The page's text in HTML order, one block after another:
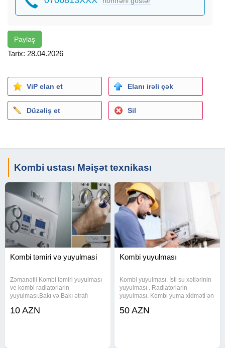
satan , kombi alan , kombi temir eliyen , kombi sistem
ceken , konbi sistem çəkilməsi , kombi sistem cekilmesi
Paylaş
Tarix: 28.04.2026
ViP elan et Elanı irəli çək
Düzəliş et Sil
Kombi ustası Məişət texnikası
Kombi təmiri və yuyulmasi
Zəmanətli Kombi təmiri yuyulması
ve kombi radiatorlarin
yuyulması.Bakı və Bakı ətrafı
gördüyümüz işlərdir. Kombi təmiri
10 AZN
Kombi yuyulması
Kombi yuyulması. İsti su xətlərinin
yuyulması . Radiatorlarin
yuyulması. Kombi yuma xidməti ən
aparatlarimizla və kombi dərmanı
50 AZN